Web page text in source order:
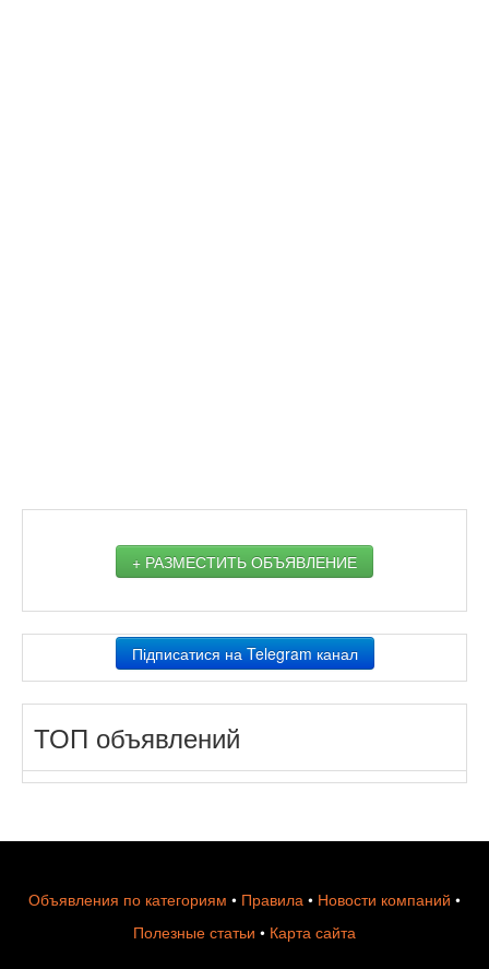
+ РАЗМЕСТИТЬ ОБЪЯВЛЕНИЕ
Підписатися на Telegram канал
ТОП объявлений
Объявления по категориям • Правила • Новости компаний •
Полезные статьи • Карта сайта